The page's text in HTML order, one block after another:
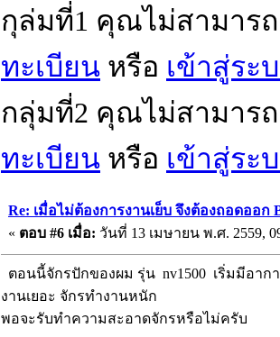
กุล่มที่1 คุณไม่สามา
ทะเบียน หรือ เข้าสู่ระ
กลุ่มที่2 คุณไม่สามา
ทะเบียน หรือ เข้าสู่ระ
Re: เมื่อไม่ต้องการงานเย็บ จึงต้องถอดออก
« ตอบ #6 เมื่อ: วันที่ 13 เมษายน พ.ศ. 2559,
ตอนนี้จักรปักของผม รุ่น nv1500 เริ่มมีอาก
งานเยอะ จักรทำงานหนัก
พอจะรับทำความสะอาดจักรหรือไม่ครับ